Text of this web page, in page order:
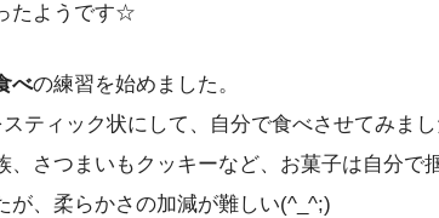
たようです☆
べの練習を始めました。
ティック状にして、自分で食べさせてみまし
、さつまいもクッキーなど、お菓子は自分で
が、柔らかさの加減が難しい(^_^;)